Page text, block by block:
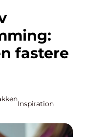
fastere
Inspiration